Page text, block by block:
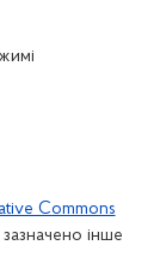
Commons
інше